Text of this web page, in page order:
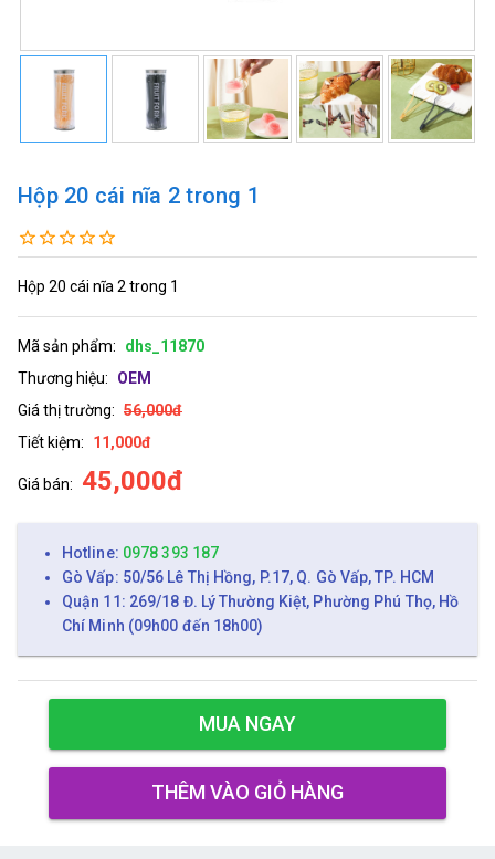
Hộp 20 cái nĩa 2 trong 1
Hộp 20 cái nĩa 2 trong 1
Mã sản phẩm:
dhs_11870
Thương hiệu:
OEM
Giá thị trường: 56,000đ
Tiết kiệm:
11,000đ
Giá bán: 45,000đ
Hotline: 0978 393 187
Gò Vấp: 50/56 Lê Thị Hồng, P.17, Q. Gò Vấp, TP. HCM
Quận 11: 269/18 Đ. Lý Thường Kiệt, Phường Phú Thọ, Hồ
Chí Minh (09h00 đến 18h00)
MUA NGAY
THÊM VÀO GIỎ HÀNG